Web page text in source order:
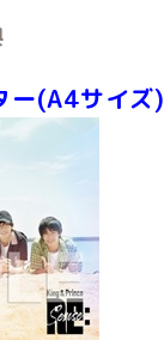
ー(A4サイズ)